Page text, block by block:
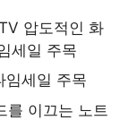
압도적인 화
세일 주목
임세일 주목
이끄는 노트